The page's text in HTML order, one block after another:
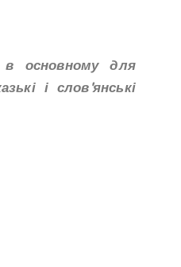
основному для
і слов'янські